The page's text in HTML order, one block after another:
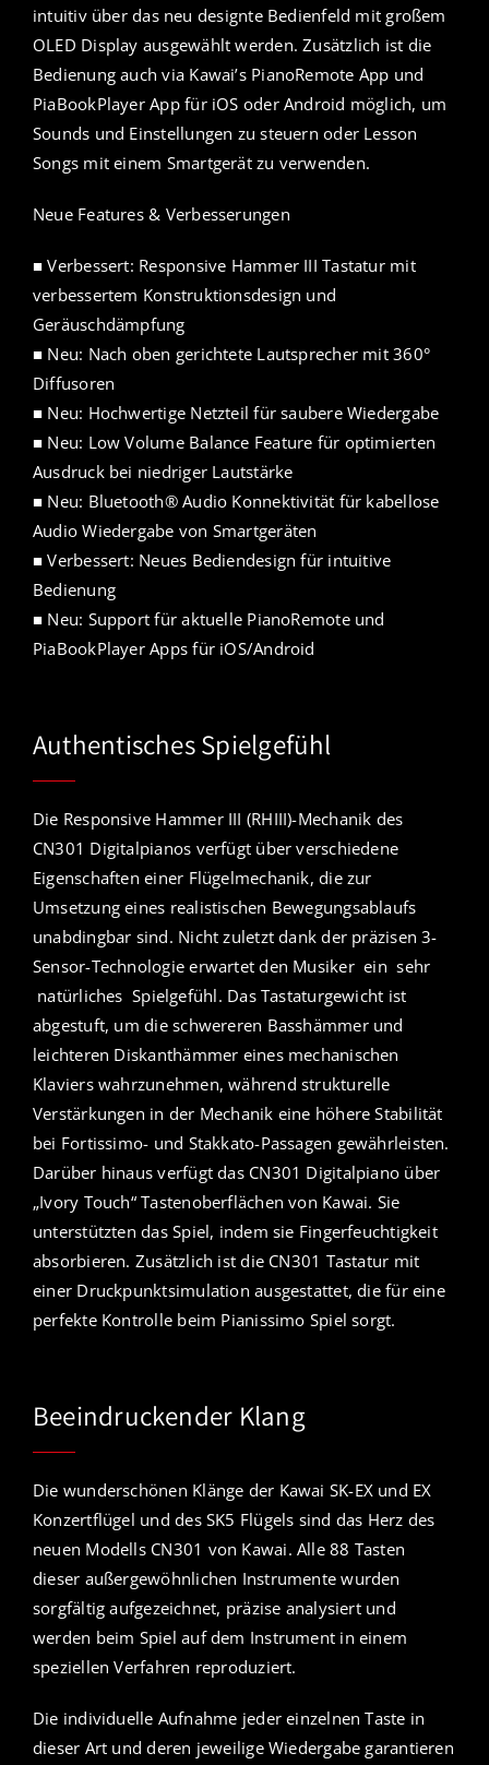
intuitiv über das neu designte Bedienfeld mit großem
OLED Display ausgewählt werden. Zusätzlich ist die
Bedienung auch via Kawai’s PianoRemote App und
PiaBookPlayer App für iOS oder Android möglich, um
Sounds und Einstellungen zu steuern oder Lesson
Songs mit einem Smartgerät zu verwenden.
Neue Features & Verbesserungen
■ Verbessert: Responsive Hammer III Tastatur mit
verbessertem Konstruktionsdesign und
Geräuschdämpfung
■ Neu: Nach oben gerichtete Lautsprecher mit 360°
Diffusoren
■ Neu: Hochwertige Netzteil für saubere Wiedergabe
■ Neu: Low Volume Balance Feature für optimierten
Ausdruck bei niedriger Lautstärke
■ Neu: Bluetooth® Audio Konnektivität für kabellose
Audio Wiedergabe von Smartgeräten
■ Verbessert: Neues Bediendesign für intuitive
Bedienung
■ Neu: Support für aktuelle PianoRemote und
PiaBookPlayer Apps für iOS/Android
Authentisches Spielgefühl
Die Responsive Hammer III (RHIII)-Mechanik des
CN301 Digitalpianos verfügt über verschiedene
Eigenschaften einer Flügelmechanik, die zur
Umsetzung eines realistischen Bewegungsablaufs
unabdingbar sind. Nicht zuletzt dank der präzisen 3-
Sensor-Technologie erwartet den Musiker ein sehr
natürliches Spielgefühl. Das Tastaturgewicht ist
abgestuft, um die schwereren Basshämmer und
leichteren Diskanthämmer eines mechanischen
Klaviers wahrzunehmen, während strukturelle
Verstärkungen in der Mechanik eine höhere Stabilität
bei Fortissimo- und Stakkato-Passagen gewährleisten.
Darüber hinaus verfügt das CN301 Digitalpiano über
„Ivory Touch“ Tastenoberflächen von Kawai. Sie
unterstützten das Spiel, indem sie Fingerfeuchtigkeit
absorbieren. Zusätzlich ist die CN301 Tastatur mit
einer Druckpunktsimulation ausgestattet, die für eine
perfekte Kontrolle beim Pianissimo Spiel sorgt.
Beeindruckender Klang
Die wunderschönen Klänge der Kawai SK-EX und EX
Konzertflügel und des SK5 Flügels sind das Herz des
neuen Modells CN301 von Kawai. Alle 88 Tasten
dieser außergewöhnlichen Instrumente wurden
sorgfältig aufgezeichnet, präzise analysiert und
werden beim Spiel auf dem Instrument in einem
speziellen Verfahren reproduziert.
Die individuelle Aufnahme jeder einzelnen Taste in
dieser Art und deren jeweilige Wiedergabe garantieren